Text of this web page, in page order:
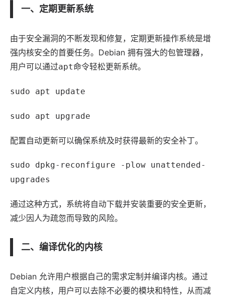
一、定期更新系统
由于安全漏洞的不断发现和修复，定期更新操作系统是增
强内核安全的首要任务。Debian 拥有强大的包管理器，
用户可以通过apt命令轻松更新系统。
sudo apt update
sudo apt upgrade
配置自动更新可以确保系统及时获得最新的安全补丁。
sudo dpkg-reconfigure -plow unattended-
upgrades
通过这种方式，系统将自动下载并安装重要的安全更新，
减少因人为疏忽而导致的风险。
二、编译优化的内核
Debian 允许用户根据自己的需求定制并编译内核。通过
自定义内核，用户可以去除不必要的模块和特性，从而减